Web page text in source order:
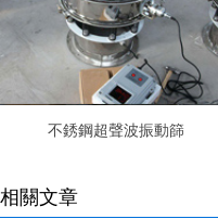
不銹鋼超聲波振動篩
相關文章